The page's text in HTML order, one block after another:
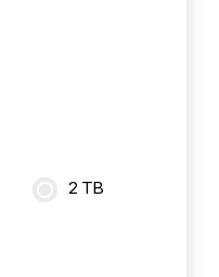
2 TB